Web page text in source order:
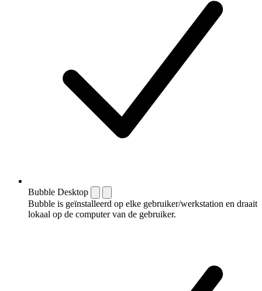
Bubble Desktop
Bubble is geïnstalleerd op elke gebruiker/werkstation en draait
lokaal op de computer van de gebruiker.